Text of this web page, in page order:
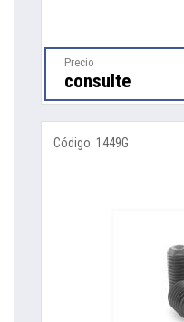
Precio
consulte
Código: 1449G